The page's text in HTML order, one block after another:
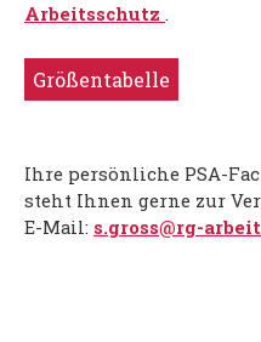
Arbeitsschutz .
Größentabelle
Ihre persönliche PSA-
steht Ihnen gerne zur
E-Mail: s.gross@rg-